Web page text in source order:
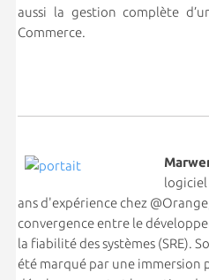
aussi la gestion complète
Commerce.
logiciel
ans d'expérience chez
convergence entre le
la fiabilité des systèmes (SRE).
été marqué par une immersion